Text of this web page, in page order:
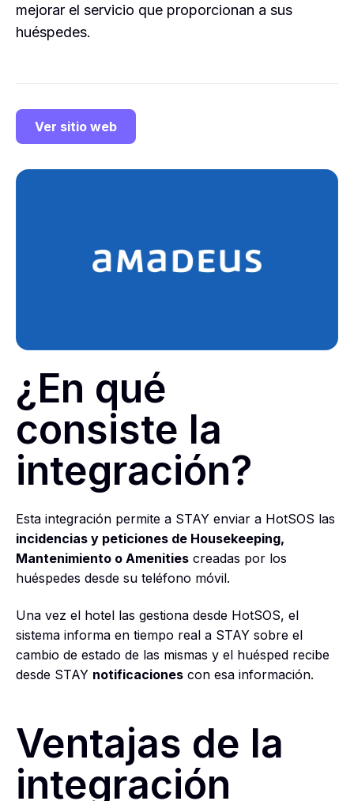
mejorar el servicio que proporcionan a sus
huéspedes.
Ver sitio web
¿En qué
consiste la
integración?
Esta integración permite a STAY enviar a HotSOS las
incidencias y peticiones de Housekeeping,
Mantenimiento o Amenities creadas por los
huéspedes desde su teléfono móvil.
Una vez el hotel las gestiona desde HotSOS, el
sistema informa en tiempo real a STAY sobre el
cambio de estado de las mismas y el huésped recibe
desde STAY notificaciones con esa información.
Ventajas de la
integración